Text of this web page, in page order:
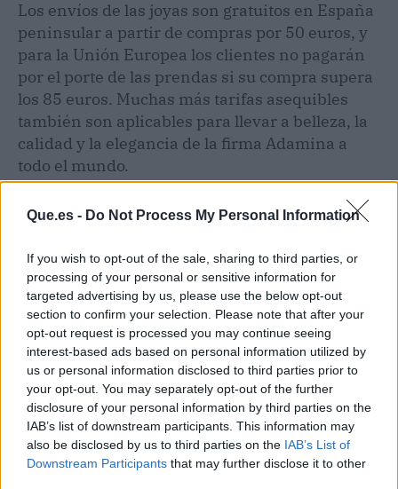
Que.es - Do Not Process My Personal Information
If you wish to opt-out of the sale, sharing to third parties, or
processing of your personal or sensitive information for
targeted advertising by us, please use the below opt-out
section to confirm your selection. Please note that after your
opt-out request is processed you may continue seeing
interest-based ads based on personal information utilized by
us or personal information disclosed to third parties prior to
your opt-out. You may separately opt-out of the further
disclosure of your personal information by third parties on the
IAB’s list of downstream participants. This information may
also be disclosed by us to third parties on the IAB’s List of
Downstream Participants that may further disclose it to other
Los envíos de las joyas son gratuitos en España
peninsular a partir de compras por 50 euros, y
para la Unión Europea los clientes no pagarán
por el porte de las prendas si su compra supera
los 85 euros. Muchas más tarifas asequibles
también son aplicables para llevar a belleza, la
calidad y la elegancia de la firma Adamina a
todo el mundo.
Publicidad